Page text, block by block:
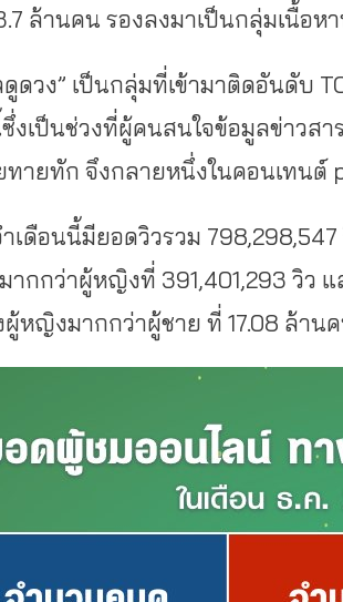
ล้านคน รองลงมาเป็นกลุ่มเนื้อห
ดวง” เป็นกลุ่มที่เข้ามาติดอันดับ
งเป็นช่วงที่ผู้คนสนใจข้อมูลข่าวส
ทายทัก จึงกลายหนึ่งในคอนเทนต์
เดือนนี้มียอดวิวรวม
ากกว่าผู้หญิงที่ 391,401,293 วิว
หญิงมากกว่าผู้ชาย ที่ 17.08 ล้าน